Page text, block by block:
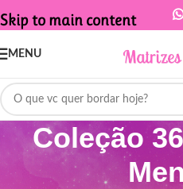
Skip to main content
MENU
Coleção